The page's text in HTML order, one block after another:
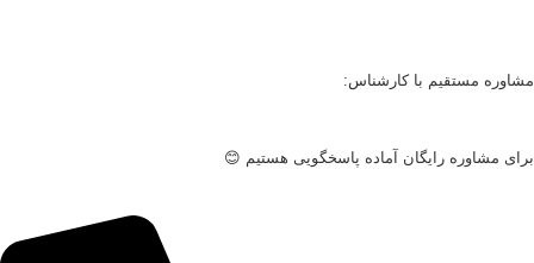
مشاوره مستقیم با کارشناس:
برای مشاوره رایگان آماده پاسخگویی هستیم 😊